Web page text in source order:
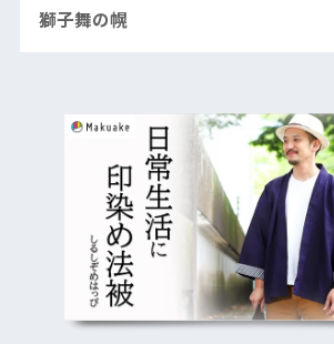
獅子舞の幌